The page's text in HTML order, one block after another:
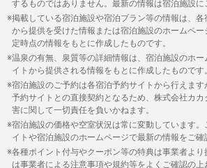
するものではありません。最新の情報は宿泊施設に
掲載している宿泊施設や宿泊プラン等の情報は、
から提供を受けた情報または宿泊施設のホームペ
定時点の情報をもとに作成したものです。
温泉の有無、泉質等の詳細情報は、宿泊施設のホ
イトから提供される情報をもとに作成したものです。
宿泊施設のご予約は各宿泊予約サイトから行えま
予約サイトとの直接契約となるため、株式会社カ
害に関して一切責任を負いかねます。
宿泊施設の価格や空室状況は常に変動しています
イトや宿泊施設のホームページで最新の情報をご確
各種ポイント付与やクーポン等の特典は事業者よ
は事業者による注意事項や規約等をよくご確認の上